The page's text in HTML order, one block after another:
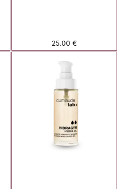
25.00 €